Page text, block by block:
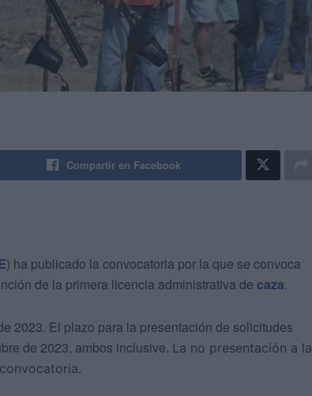
Compartir en Facebook
) ha publicado la convocatoria por la que se convoca
de la primera licencia administrativa de caza.
2023. El plazo para la presentación de solicitudes
de 2023, ambos inclusive. La no presentación a la